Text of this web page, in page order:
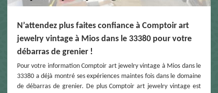
N’attendez plus faites confiance à Comptoir art
jewelry vintage à Mios dans le 33380 pour votre
débarras de grenier !
Pour votre information Comptoir art jewelry vintage à Mios dans le
33380 a déjà montré ses expériences maintes fois dans le domaine
de débarras de grenier. De plus Comptoir art jewelry vintage est